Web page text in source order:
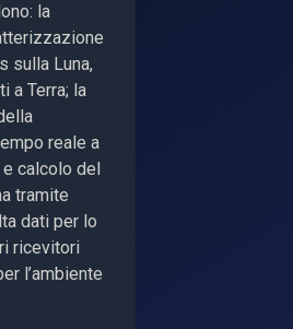
la
sulla Luna,
a Terra; la
reale a
calcolo del
tramite
dati per lo
ricevitori
l’ambiente